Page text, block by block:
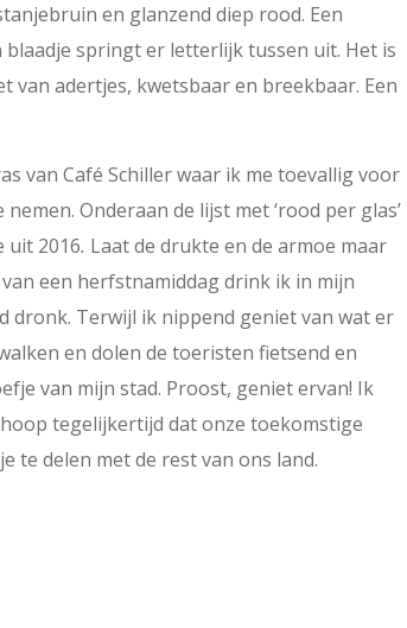
en glanzend diep rood. Een
blaadje springt er letterlijk tussen uit. Het is
van adertjes, kwetsbaar en breekbaar. Een
van Café Schiller waar ik me toevallig voor
Onderaan de lijst met ‘rood per glas’
uit 2016. Laat de drukte en de armoe maar
een herfstnamiddag drink ik in mijn
dronk. Terwijl ik nippend geniet van wat er
en dolen de toeristen fietsend en
van mijn stad. Proost, geniet ervan! Ik
tegelijkertijd dat onze toekomstige
te delen met de rest van ons land.